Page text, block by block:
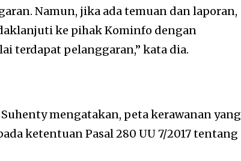
Namun, jika ada temuan dan laporan,
ke pihak Kominfo dengan
terdapat pelanggaran,” kata dia.
mengatakan, peta kerawanan yang
ketentuan Pasal 280 UU 7/2017 tentang